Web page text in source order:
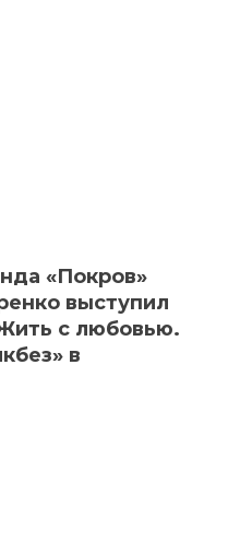
«Покров»
выступил
с любовью.
в